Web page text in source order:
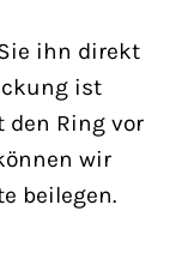
ihn direkt
ist
Ring vor
wir
beilegen.